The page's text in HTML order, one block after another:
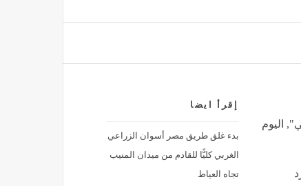
سوق دبي المالي يحقق أفضل أداء خليجي خلال الأسبوع
إقتصاد منذ ساعة واحدة
إقرأ ايضا
بدء غلق طريق مصر أسوان الزراعي
الغربي كليًّا للقادم من ميدان المنيب
تجاه العياط
اليوم